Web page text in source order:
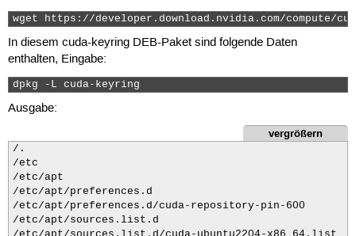
wget https://developer.download.nvidia.com/compute/
In diesem cuda-keyring DEB-Paket sind folgende Daten
enthalten, Eingabe:
dpkg -L cuda-keyring
Ausgabe:
vergrößern
/.
/etc
/etc/apt
/etc/apt/preferences.d
/etc/apt/preferences.d/cuda-repository-pin-600
/etc/apt/sources.list.d